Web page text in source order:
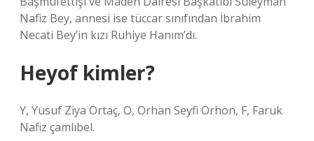
Nafiz Bey, annesi ise tüccar sınıfından İbrahim
Necati Bey’in kızı Ruhiye Hanım’dı.
Heyof kimler?
Y, Yusuf Ziya Ortaç, O, Orhan Seyfi Orhon, F, Faruk
Nafiz çamlıbel.